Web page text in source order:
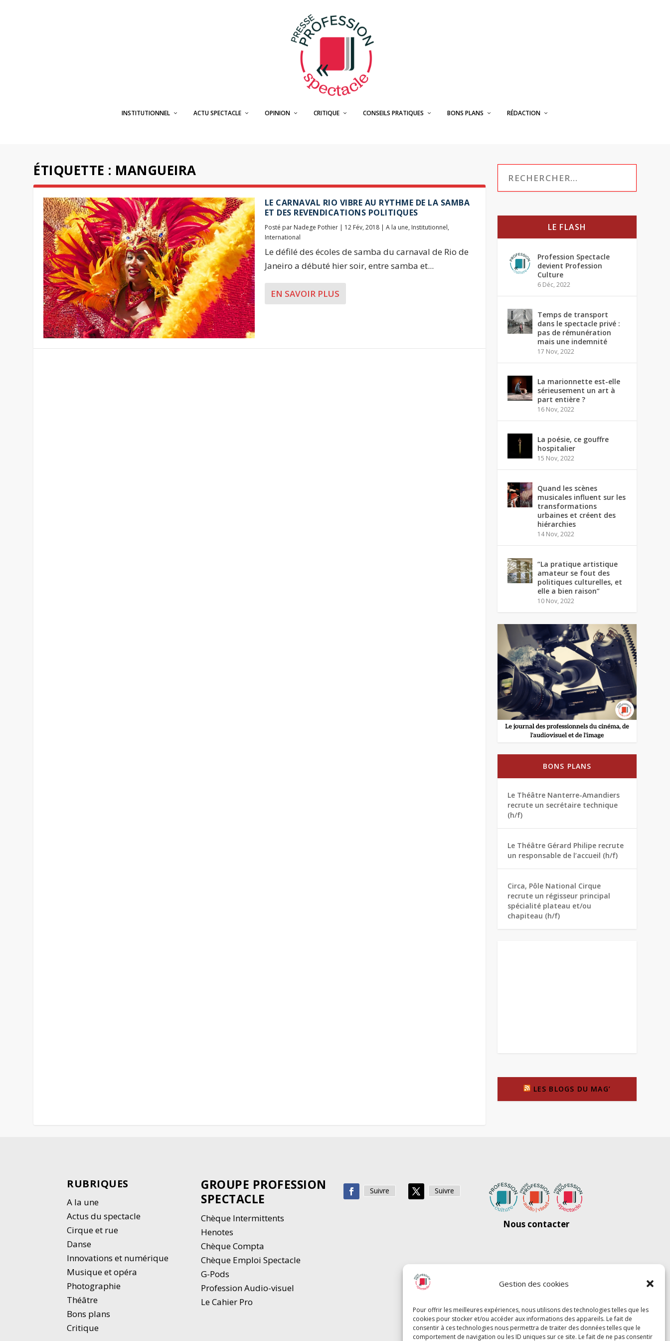
Gestion des cookies
Pour offrir les meilleures expériences, nous utilisons des technologies telles que les
cookies pour stocker et/ou accéder aux informations des appareils. Le fait de
consentir à ces technologies nous permettra de traiter des données telles que le
comportement de navigation ou les ID uniques sur ce site. Le fait de ne pas consentir
INSTITUTIONNEL ACTU SPECTACLE OPINION CRITIQUE CONSEILS PRATIQUES BONS PLANS RÉDACTION
ÉTIQUETTE : MANGUEIRA
LE CARNAVAL RIO VIBRE AU RYTHME DE LA SAMBA
ET DES REVENDICATIONS POLITIQUES
Posté par Nadege Pothier| 12 Fév, 2018| A la une, Institutionnel,
International
Le défilé des écoles de samba du carnaval de Rio de
Janeiro a débuté hier soir, entre samba et...
EN SAVOIR PLUS
LE FLASH
Profession Spectacle
devient Profession
Culture
6 Déc, 2022
Temps de transport
dans le spectacle privé :
pas de rémunération
mais une indemnité
17 Nov, 2022
La marionnette est-elle
sérieusement un art à
part entière ?
16 Nov, 2022
La poésie, ce gouffre
hospitalier
15 Nov, 2022
Quand les scènes
musicales influent sur les
transformations
urbaines et créent des
hiérarchies
14 Nov, 2022
“La pratique artistique
amateur se fout des
politiques culturelles, et
elle a bien raison”
10 Nov, 2022
BONS PLANS
Le Théâtre Nanterre-Amandiers
recrute un secrétaire technique
(h/f)
Le Théâtre Gérard Philipe recrute
un responsable de l’accueil (h/f)
Circa, Pôle National Cirque
recrute un régisseur principal
spécialité plateau et/ou
chapiteau (h/f)
LES BLOGS DU MAG’
RUBRIQUES
A la une
Actus du spectacle
Cirque et rue
Danse
Innovations et numérique
Musique et opéra
Photographie
Théâtre
Bons plans
Critique
GROUPE PROFESSION
SPECTACLE
Chèque Intermittents
Henotes
Chèque Compta
Chèque Emploi Spectacle
G-Pods
Profession Audio-visuel
Le Cahier Pro
Suivre Suivre
Nous contacter